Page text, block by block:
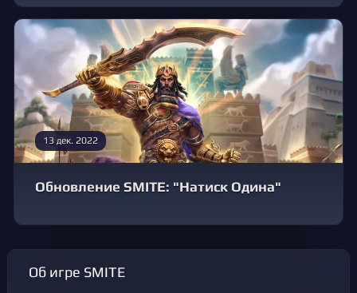
13 дек. 2022
Обновление SMITE: "Натиск Одина"
Об игре SMITE